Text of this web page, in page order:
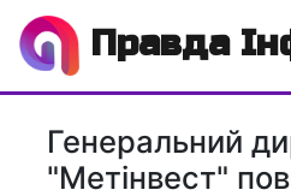
Правда
Генеральний
"Метінвест"